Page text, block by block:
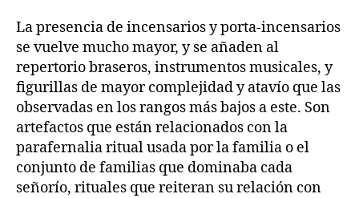
La presencia de incensarios y porta-incensarios
se vuelve mucho mayor, y se añaden al
repertorio braseros, instrumentos musicales, y
figurillas de mayor complejidad y atavío que las
observadas en los rangos más bajos a este. Son
artefactos que están relacionados con la
parafernalia ritual usada por la familia o el
conjunto de familias que dominaba cada
señorío, rituales que reiteran su relación con